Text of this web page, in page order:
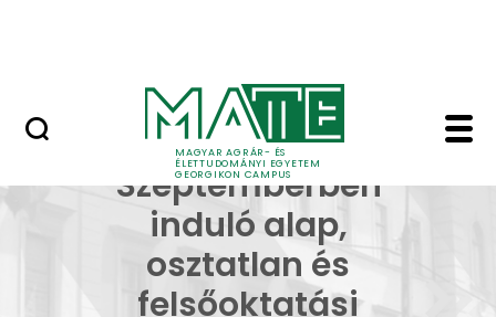
MAGYAR AGRÁR- ÉS
ÉLETTUDOMÁNYI EGYETEM
GEORGIKON CAMPUS
AGRI-FOOD -
Pótfelvételi -
Szeptemberben
induló alap,
osztatlan és
felsőoktatási